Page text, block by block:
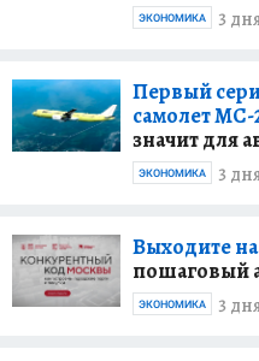
3
ЭКОНОМИКА
Первый
самолет МС-
значит для
3
ЭКОНОМИКА
Выходите
пошаговый
3
ЭКОНОМИКА